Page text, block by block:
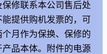
修联系本公司售后处
提供购机发票的，可
月作为保换、保修的
品本体。附件的电源